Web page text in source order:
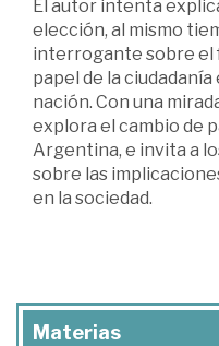
El autor intenta
elección, al mismo
interrogante sobre el
papel de la
nación. Con una
explora el cambio de
Argentina, e invita a
sobre las
en la sociedad.
Materias